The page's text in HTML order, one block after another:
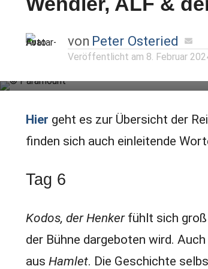
von Peter Osteried
Veröffentlicht am 8. Februar
Peter Osteried reist durch über 50 Jahre
Hier geht es zur Übersicht der
finden sich auch einleitende
Tag 6
Kodos, der Henkerfühlt sich groß
der Bühne dargeboten wird.
aus Hamlet. Die Geschichte